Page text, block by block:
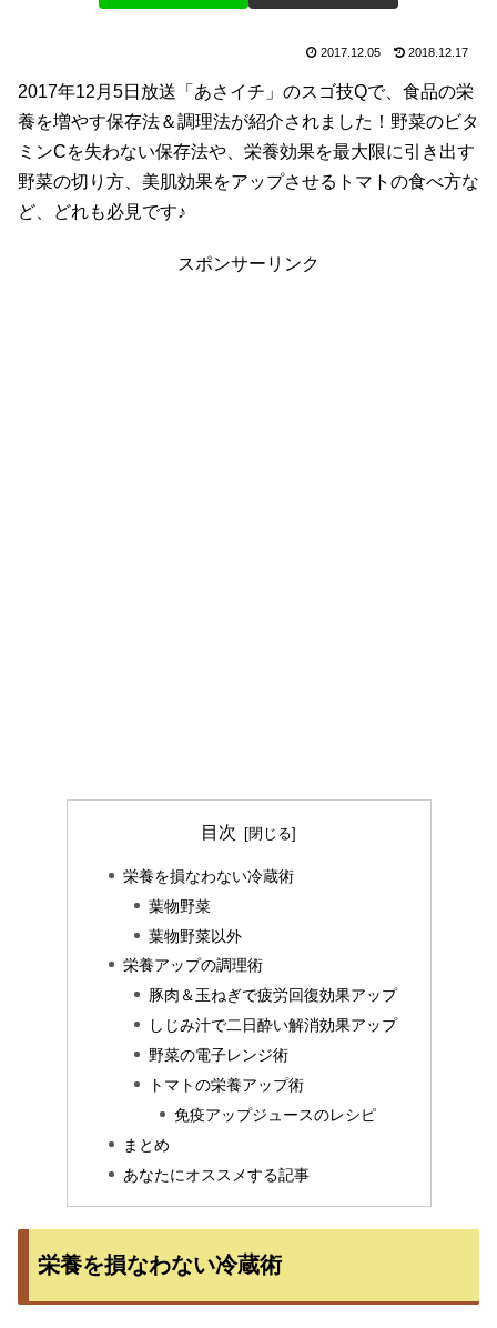
2017.12.05 2018.12.17
2017年12月5日放送「あさイチ」のスゴ技Qで、食品の栄
養を増やす保存法＆調理法が紹介されました！野菜のビタ
ミンCを失わない保存法や、栄養効果を最大限に引き出す
野菜の切り方、美肌効果をアップさせるトマトの食べ方な
ど、どれも必見です♪
スポンサーリンク
目次
栄養を損なわない冷蔵術
葉物野菜
葉物野菜以外
栄養アップの調理術
豚肉＆玉ねぎで疲労回復効果アップ
しじみ汁で二日酔い解消効果アップ
野菜の電子レンジ術
トマトの栄養アップ術
免疫アップジュースのレシピ
まとめ
あなたにオススメする記事
栄養を損なわない冷蔵術